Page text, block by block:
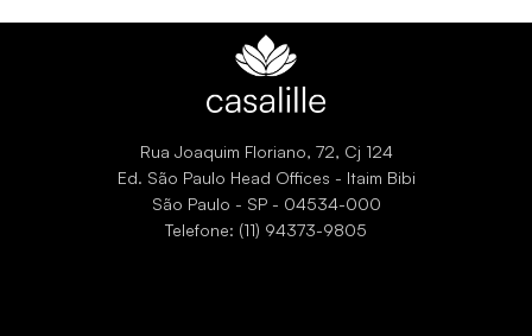
Rua Joaquim Floriano, 72, Cj 124
Ed. São Paulo Head Offices - Itaim Bibi
São Paulo - SP - 04534-000
Telefone: (11) 94373-9805